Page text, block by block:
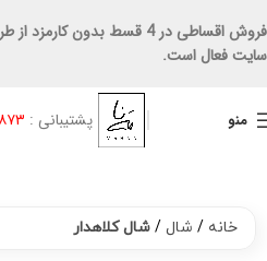
منو پشتیبانی :
خانه شال شال کلاهدار
فروش اقساطی در 4 قسط بدون
سایت فعال است.